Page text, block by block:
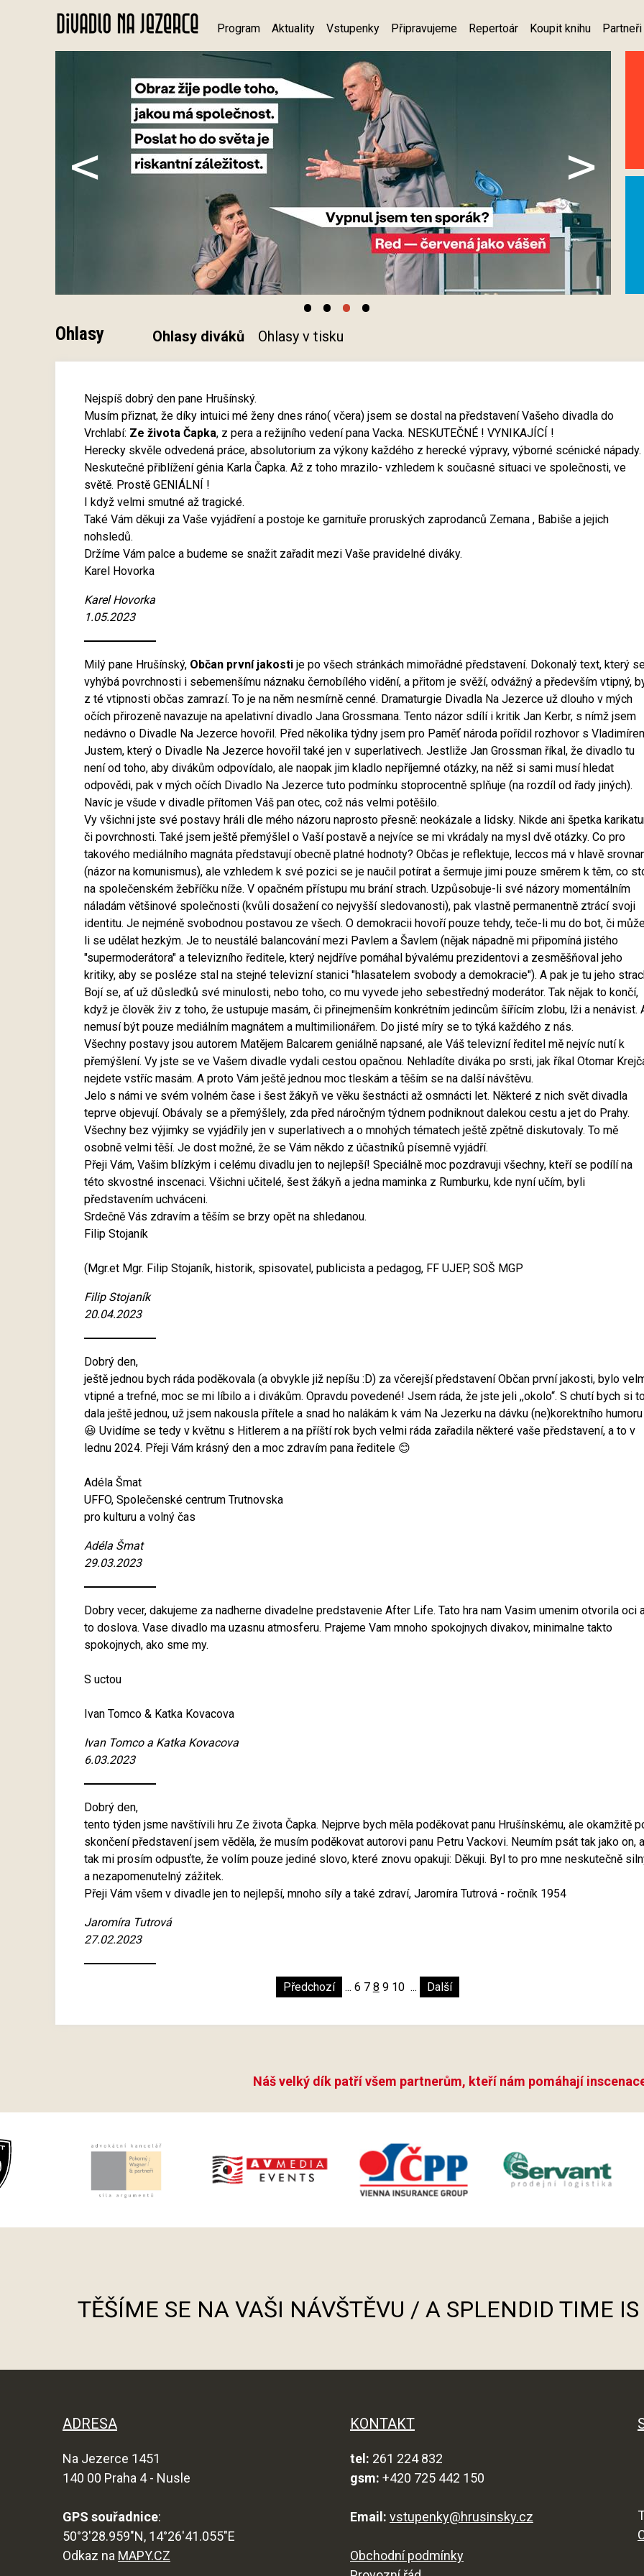
Program Aktuality Vstupenky Připravujeme Repertoár Koupit knihu Partneři
< >
••••
Ohlasy Ohlasy diváků Ohlasy v tisku
Nejspíš dobrý den pane Hrušínský.
Musím přiznat, že díky intuici mé ženy dnes ráno( včera) jsem se dostal na představení Vašeho divadla do
Vrchlabí: Ze života Čapka, z pera a režijního vedení pana Vacka. NESKUTEČNÉ ! VYNIKAJÍCÍ !
Herecky skvěle odvedená práce, absolutorium za výkony každého z herecké výpravy, výborné scénické nápady.
Neskutečné přiblížení génia Karla Čapka. Až z toho mrazilo- vzhledem k současné situaci ve společnosti, ve
světě. Prostě GENIÁLNÍ !
I když velmi smutné až tragické.
Také Vám děkuji za Vaše vyjádření a postoje ke garnituře proruských zaprodanců Zemana , Babiše a jejich
nohsledů.
Držíme Vám palce a budeme se snažit zařadit mezi Vaše pravidelné diváky.
Karel Hovorka
Karel Hovorka
1.05.2023
Milý pane Hrušínský, Občan první jakosti je po všech stránkách mimořádné představení. Dokonalý text, který
vyhýbá povrchnosti i sebemenšímu náznaku černobílého vidění, a přitom je svěží, odvážný a především vtipný,
z té vtipnosti občas zamrazí. To je na něm nesmírně cenné. Dramaturgie Divadla Na Jezerce už dlouho v mých
očích přirozeně navazuje na apelativní divadlo Jana Grossmana. Tento názor sdílí i kritik Jan Kerbr, s nímž jsem
nedávno o Divadle Na Jezerce hovořil. Před několika týdny jsem pro Paměť národa pořídil rozhovor s
Justem, který o Divadle Na Jezerce hovořil také jen v superlativech. Jestliže Jan Grossman říkal, že divadlo tu
není od toho, aby divákům odpovídalo, ale naopak jim kladlo nepříjemné otázky, na něž si sami musí hledat
odpovědi, pak v mých očích Divadlo Na Jezerce tuto podmínku stoprocentně splňuje (na rozdíl od řady jiných).
Navíc je všude v divadle přítomen Váš pan otec, což nás velmi potěšilo.
Vy všichni jste své postavy hráli dle mého názoru naprosto přesně: neokázale a lidsky. Nikde ani špetka
či povrchnosti. Také jsem ještě přemýšlel o Vaší postavě a nejvíce se mi vkrádaly na mysl dvě otázky. Co pro
takového mediálního magnáta představují obecně platné hodnoty? Občas je reflektuje, leccos má v hlavě
(názor na komunismus), ale vzhledem k své pozici se je naučil potírat a šermuje jimi pouze směrem k těm, co
na společenském žebříčku níže. V opačném přístupu mu brání strach. Uzpůsobuje-li své názory momentálním
náladám většinové společnosti (kvůli dosažení co nejvyšší sledovanosti), pak vlastně permanentně ztrácí svoji
identitu. Je nejméně svobodnou postavou ze všech. O demokracii hovoří pouze tehdy, teče-li mu do bot, či
li se udělat hezkým. Je to neustálé balancování mezi Pavlem a Šavlem (nějak nápadně mi připomíná jistého
"supermoderátora" a televizního ředitele, který nejdříve pomáhal bývalému prezidentovi a zesměšňoval jeho
kritiky, aby se posléze stal na stejné televizní stanici "hlasatelem svobody a demokracie"). A pak je tu jeho
Bojí se, ať už důsledků své minulosti, nebo toho, co mu vyvede jeho sebestředný moderátor. Tak nějak to končí,
když je člověk živ z toho, že ustupuje masám, či přinejmenším konkrétním jedincům šířícím zlobu, lži a nenávist.
nemusí být pouze mediálním magnátem a multimilionářem. Do jisté míry se to týká každého z nás.
Všechny postavy jsou autorem Matějem Balcarem geniálně napsané, ale Váš televizní ředitel mě nejvíc nutí k
přemýšlení. Vy jste se ve Vašem divadle vydali cestou opačnou. Nehladíte diváka po srsti, jak říkal Otomar
nejdete vstříc masám. A proto Vám ještě jednou moc tleskám a těším se na další návštěvu.
Jelo s námi ve svém volném čase i šest žákyň ve věku šestnácti až osmnácti let. Některé z nich svět divadla
teprve objevují. Obávaly se a přemýšlely, zda před náročným týdnem podniknout dalekou cestu a jet do Prahy.
Všechny bez výjimky se vyjádřily jen v superlativech a o mnohých tématech ještě zpětně diskutovaly. To mě
osobně velmi těší. Je dost možné, že se Vám někdo z účastníků písemně vyjádří.
Přeji Vám, Vašim blízkým i celému divadlu jen to nejlepší! Speciálně moc pozdravuji všechny, kteří se podílí na
této skvostné inscenaci. Všichni učitelé, šest žákyň a jedna maminka z Rumburku, kde nyní učím, byli
představením uchváceni.
Srdečně Vás zdravím a těším se brzy opět na shledanou.
Filip Stojaník
(Mgr.et Mgr. Filip Stojaník, historik, spisovatel, publicista a pedagog, FF UJEP, SOŠ MGP
Filip Stojaník
20.04.2023
Dobrý den,
ještě jednou bych ráda poděkovala (a obvykle již nepíšu :D) za včerejší představení Občan první jakosti, bylo
vtipné a trefné, moc se mi líbilo a i divákům. Opravdu povedené! Jsem ráda, že jste jeli ,,okolo“. S chutí bych si
dala ještě jednou, už jsem nakousla přítele a snad ho nalákám k vám Na Jezerku na dávku (ne)korektního humoru
😃 Uvidíme se tedy v květnu s Hitlerem a na příští rok bych velmi ráda zařadila některé vaše představení, a to v
lednu 2024. Přeji Vám krásný den a moc zdravím pana ředitele 😊
Adéla Šmat
UFFO, Společenské centrum Trutnovska
pro kulturu a volný čas
Adéla Šmat
29.03.2023
Dobry vecer, dakujeme za nadherne divadelne predstavenie After Life. Tato hra nam Vasim umenim otvorila oci
to doslova. Vase divadlo ma uzasnu atmosferu. Prajeme Vam mnoho spokojnych divakov, minimalne takto
spokojnych, ako sme my.
S uctou
Ivan Tomco & Katka Kovacova
Ivan Tomco a Katka Kovacova
6.03.2023
Dobrý den,
tento týden jsme navštívili hru Ze života Čapka. Nejprve bych měla poděkovat panu Hrušínskému, ale okamžitě
skončení představení jsem věděla, že musím poděkovat autorovi panu Petru Vackovi. Neumím psát tak jako on, a
tak mi prosím odpusťte, že volím pouze jediné slovo, které znovu opakuji: Děkuji. Byl to pro mne neskutečně
a nezapomenutelný zážitek.
Přeji Vám všem v divadle jen to nejlepší, mnoho síly a také zdraví, Jaromíra Tutrová - ročník 1954
Jaromíra Tutrová
27.02.2023
Předchozí ... 6 7 8 9 10 ... Další
Náš velký dík patří všem partnerům, kteří nám pomáhají
TĚŠÍME SE NA VAŠI NÁVŠTĚVU / A SPLENDID TIME
ADRESA
Na Jezerce 1451
140 00 Praha 4 - Nusle
GPS souřadnice:
50°3'28.959"N, 14°26'41.055"E
Odkaz na MAPY.CZ
KONTAKT
tel: 261 224 832
gsm: +420 725 442 150
Email: vstupenky@hrusinsky.cz
Obchodní podmínky